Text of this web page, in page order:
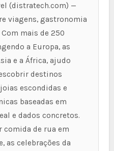
(distratech.com) —
viagens, gastronomia
mais de 250
a Europa, as
e a África, ajudo
destinos
escondidas e
baseadas em
e dados concretos.
comida de rua em
as celebrações da